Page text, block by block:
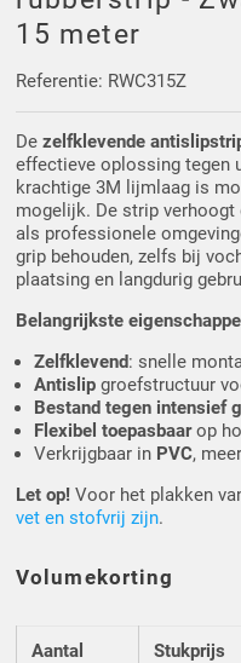
Driehoek/Wig profielen
Silicone U Profielen
Luikenpakking
Oploopprofielen
Hoekprofielen
O-ringen
Schoonmaakmiddel
15 meter
Referentie: RWC315Z
Dezelfklevende
effectieve oplossing tegen
krachtige 3M lijmlaag is
mogelijk. De strip
als professionele
grip behouden, zelfs bij
plaatsing en langdurig
Belangrijkste
Zelfklevend: snelle
Antislip groefstructuur
Bestand tegen intensief
Flexibel toepasbaarop
Verkrijgbaar in PVC,
Let op!Voor het plakken
vet en stofvrij zijn.
Volumekorting
Aantal Stukprijs